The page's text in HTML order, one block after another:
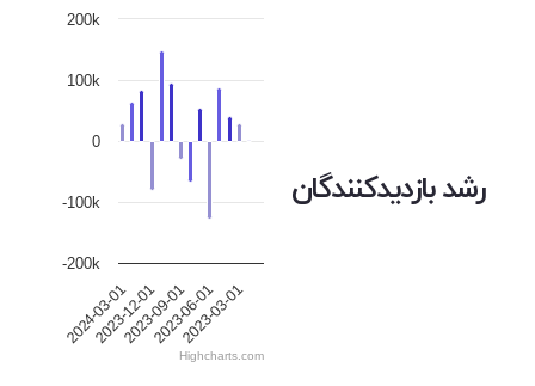
رشد بازدیدکنندگان
2024-03-01
2023-12-01
2023-09-01
2023-06-01
2023-03-01
-200k
-100k
0
100k
200k
Highcharts.com